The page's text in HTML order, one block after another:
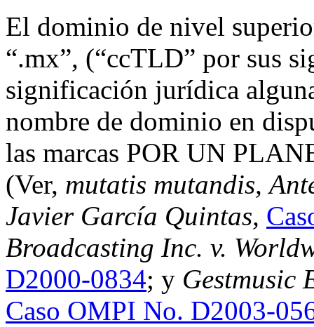
El dominio de nivel
“.mx”, (“ccTLD” por sus
significación jurídica
nombre de dominio en
las marcas POR UN
(Ver, mutatis mutandis,
Javier García Quintas,
Broadcasting Inc. v.
D2000-0834; y Gestmusic
Caso OMPI No. D2003-